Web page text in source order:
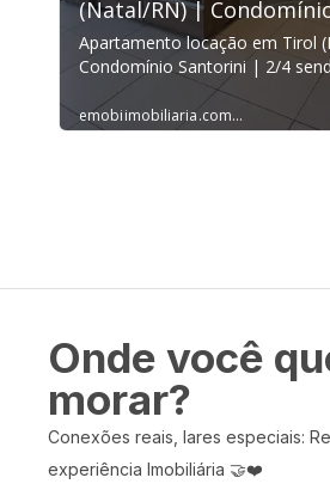
Onde você
morar?
Conexões reais, lares especiais:
experiência Imobiliária 🤝❤️